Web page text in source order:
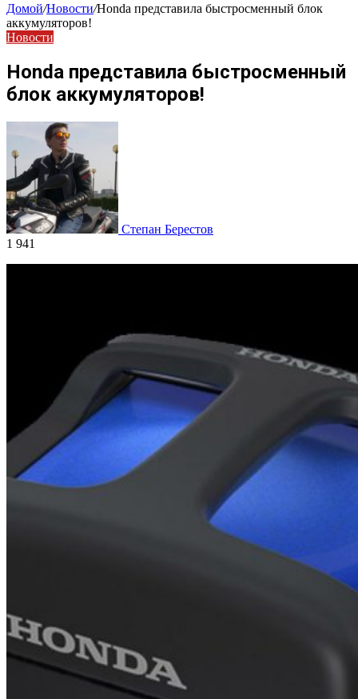
Домой/Новости/Honda представила быстросменный блок
аккумуляторов!
Новости
Honda представила быстросменный
блок аккумуляторов!
Степан Берестов
1 941